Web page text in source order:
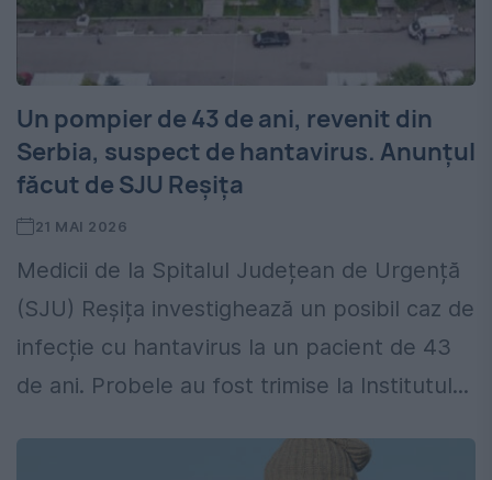
Un pompier de 43 de ani, revenit din
Serbia, suspect de hantavirus. Anunțul
făcut de SJU Reșița
21 MAI 2026
Medicii de la Spitalul Județean de Urgență
(SJU) Reșița investighează un posibil caz de
infecție cu hantavirus la un pacient de 43
de ani. Probele au fost trimise la Institutul...